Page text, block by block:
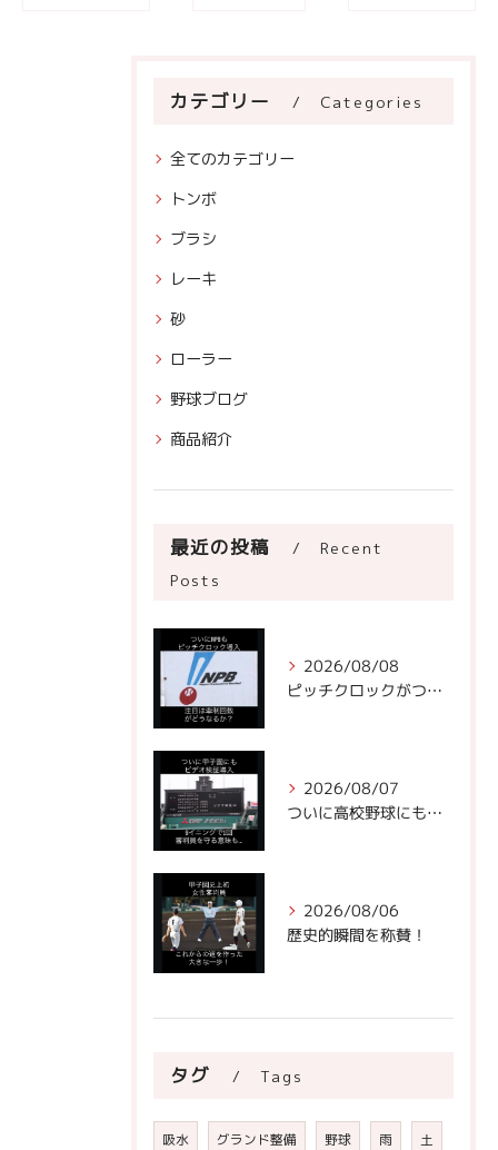
カテゴリー Categories
全てのカテゴリー
トンボ
ブラシ
レーキ
砂
ローラー
野球ブログ
商品紹介
最近の投稿
Recent
Posts
2026/08/08
ピッチクロックがついにNPBに!
2026/08/07
ついに高校野球にもビデオ判定が！
2026/08/06
歴史的瞬間を称賛！
タグ Tags
吸水 グランド整備 野球 雨 土